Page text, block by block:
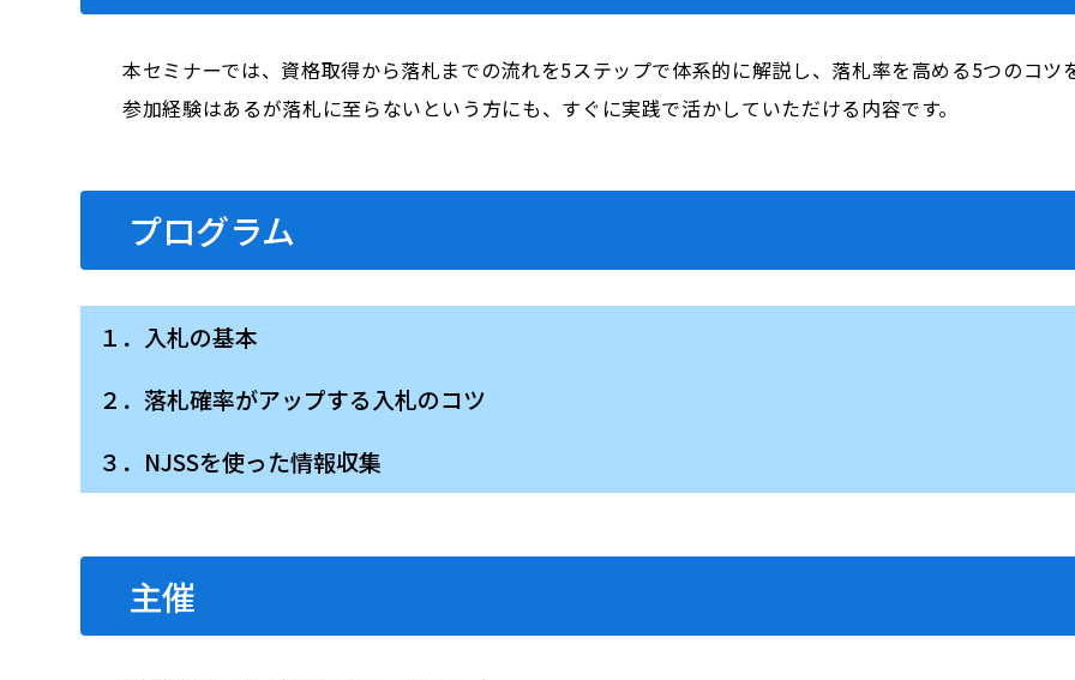
本セミナーでは、資格取得から落札までの流れを5ステップで体系的に解説し、落札率を高める5つのコ
参加経験はあるが落札に至らないという方にも、すぐに実践で活かしていただける内容です。
プログラム
１．入札の基本
２．落札確率がアップする入札のコツ
３．NJSSを使った情報収集
主催